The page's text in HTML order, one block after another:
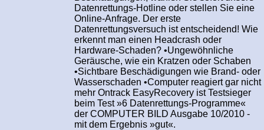
Datenrettungs-Hotline oder stellen Sie eine
Online-Anfrage. Der erste
Datenrettungsversuch ist entscheidend! Wie
erkennt man einen Headcrash oder
Hardware-Schaden? •Ungewöhnliche
Geräusche, wie ein Kratzen oder Schaben
•Sichtbare Beschädigungen wie Brand- oder
Wasserschaden •Computer reagiert gar nicht
mehr Ontrack EasyRecovery ist Testsieger
beim Test »6 Datenrettungs-Programme«
der COMPUTER BILD Ausgabe 10/2010 -
mit dem Ergebnis »gut«.